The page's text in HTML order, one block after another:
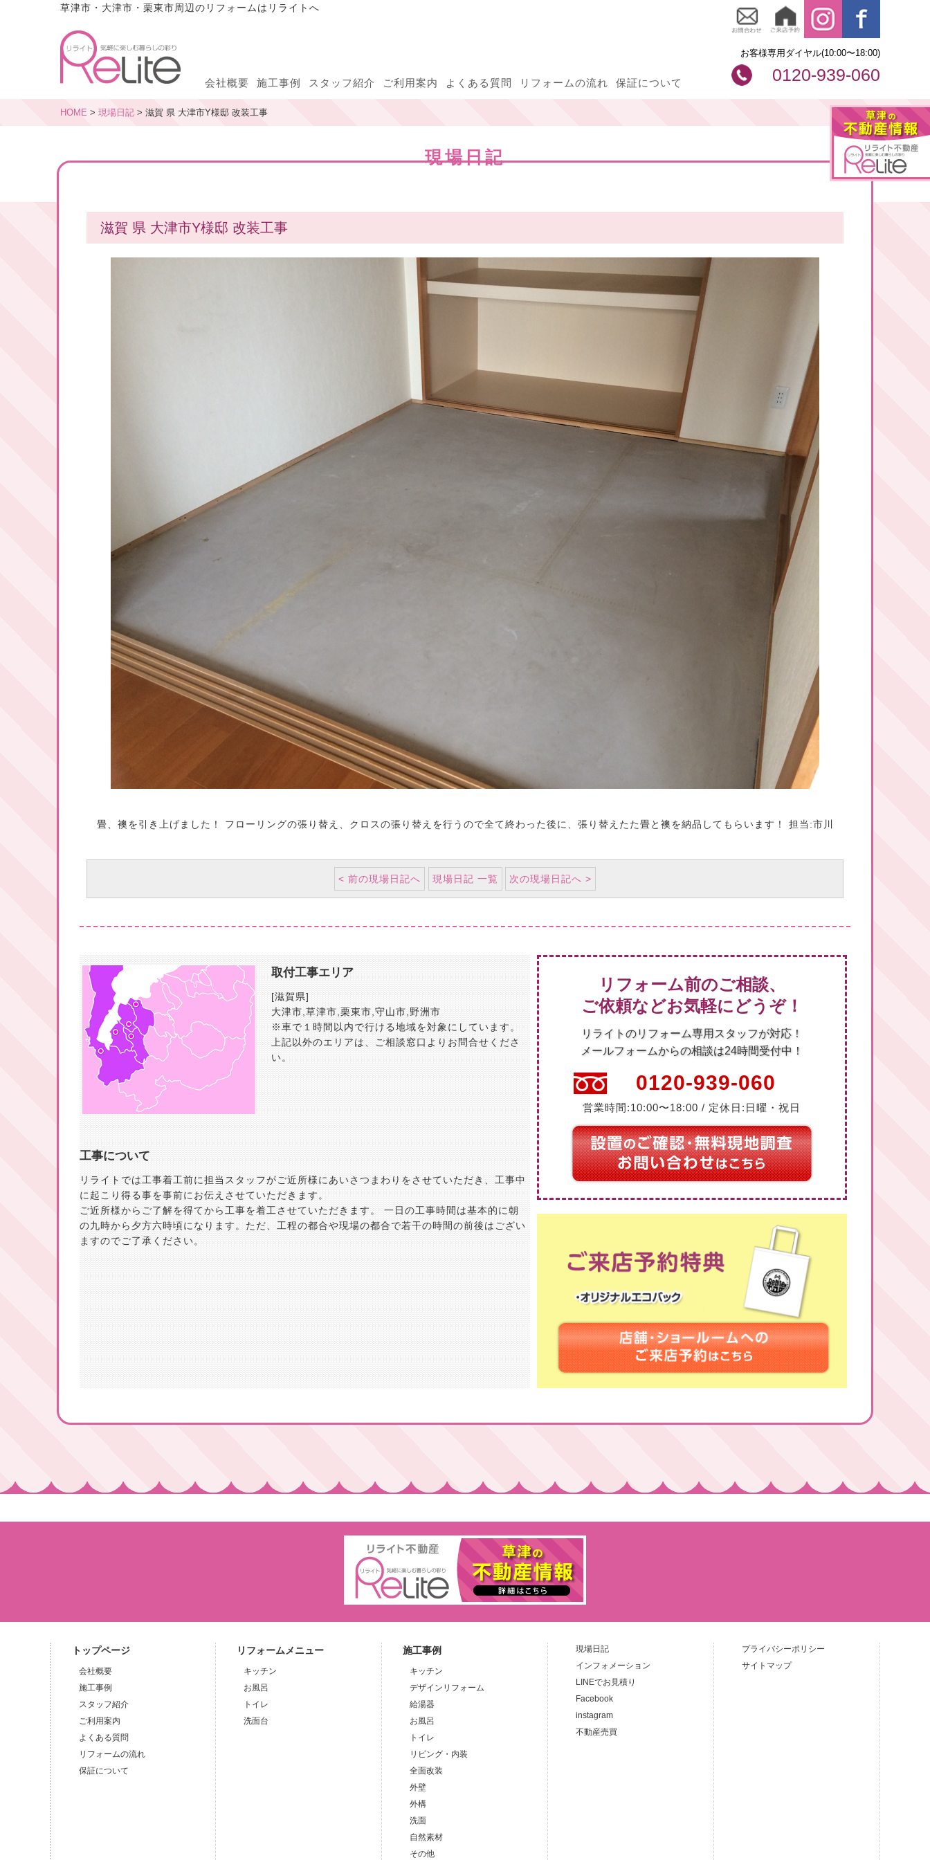
草津市・大津市・栗東市周辺のリフォームはリライトへ
会社概要 施工事例 スタッフ紹介 ご利用案内 よくある質問 リフォームの流れ 保証について
お客様専用ダイヤル(10:00〜18:00)
0120-939-060
HOME > 現場日記 > 滋賀 県 大津市Y様邸 改装工事
現場日記
滋賀 県 大津市Y様邸 改装工事
畳、襖を引き上げました！ フローリングの張り替え、クロスの張り替えを行うので全て終わった後に、張り替えたた畳と襖を納品してもらいます！ 担当:市川
< 前の現場日記へ 現場日記 一覧 次の現場日記へ >
取付工事エリア
[滋賀県]
大津市 ,草津市 ,栗東市 ,守山市 野洲市
※車で１時間以内で行ける地域を対象にしています。
上記以外のエリアは、ご相談窓口よりお問合せくださ
い。
工事について
リライトでは工事着工前に担当スタッフがご近所様にあいさつまわりをさせていただき、工事中
に起こり得る事を事前にお伝えさせていただきます。
ご近所様からご了解を得てから工事を着工させていただきます。 一日の工事時間は基本的に朝
の九時から夕方六時頃になります。ただ、工程の都合や現場の都合で若干の時間の前後はござい
ますのでご了承ください。
リフォーム前のご相談、
ご依頼などお気軽にどうぞ！
リライトのリフォーム専用スタッフが対応！
メールフォームからの相談は24時間受付中！
0120-939-060
営業時間:10:00〜18:00 / 定休日:日曜・祝日
トップページ
会社概要
施工事例
スタッフ紹介
ご利用案内
よくある質問
リフォームの流れ
保証について
リフォームメニュー
キッチン
お風呂
トイレ
洗面台
施工事例
キッチン
デザインリフォーム
給湯器
お風呂
トイレ
リビング・内装
全面改装
外壁
外構
洗面
自然素材
その他
現場日記
インフォメーション
LINEでお見積り
Facebook
instagram
不動産売買
プライバシーポリシー
サイトマップ